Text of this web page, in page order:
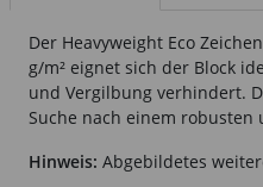
Der Heavyweight Eco
g/m² eignet sich der Block
und Vergilbung verhindert.
Suche nach einem
Hinweis: Abgebildetes